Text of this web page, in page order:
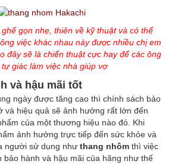
gọn nhẹ, thiên về kỹ thuật và có thể
việc khác nhau này được nhiều chị em
đây sẽ là chiến thuật cực hay để các ông
giác làm việc nhà giúp vợ
và hậu mãi tốt
ngày được tăng cao thì chính sách bảo
và hiệu quả sẽ ảnh hưởng rất lớn đến
của một thương hiệu nào đó. Khi
ảnh hưởng trực tiếp đến sức khỏe và
người sử dụng như thang nhôm thì việc
bảo hành và hậu mãi của hãng như thế